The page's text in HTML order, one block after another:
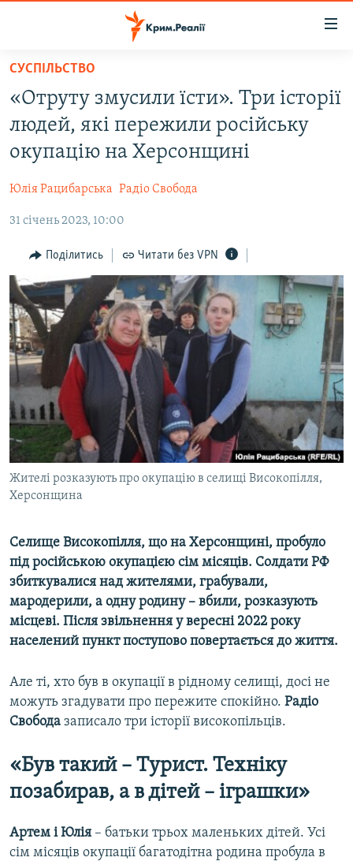
Перейти
основного
матеріалу
до
основної
Перейти
пошуку
ВОДА.КРИМ
ВІДЕО ТА ФОТО
БЛОГИ
ПОГЛЯД
ІНТЕРВ'Ю
ВСЕ ЗА ДЕНЬ
СПЕЦПРОЕКТИ
ДЕПОРТАЦІЯ
ВІДЕОУРОКИ «ELIFBE»
СВІДЧЕННЯ ОКУПАЦІЇ
УКРАЇНСЬКА ПРОБЛЕМА КРИМУ
ІНФОГРАФІКА
ЯК ОБІЙТИ БЛОКУВАННЯ
Русский
Qırımtatar
ДОЛУЧАЙСЯ!
СУСПІЛЬСТВО
«Отруту змусили їсти». Три історії
людей, які пережили російську
окупацію на Херсонщині
Юлія Рацибарська Радіо Свобода
31 січень 2023, 10:00
Поділитись Читати без VPN
Жителі розказують про окупацію в селищі Високопілля,
Херсонщина
Селище Високопілля, що на Херсонщині, пробуло
під російською окупацією сім місяців. Солдати РФ
збиткувалися наджителями, грабували,
мародерили, а одну родину – вбили, розказують
місцеві. Після звільнення у вересні 2022 року
населений пункт поступово повертається до життя.
Але ті, хто був в окупації в рідному селищі, досі не
можуть згадувати про пережите спокійно. Радіо
Свобода записало три історії високопільців.
«Був такий – Турист. Техніку
позабирав, а в дітей – іграшки»
Артем і Юлія – батьки трьох маленьких дітей. Усі
сім місяців окупації багатодітна родина пробула в